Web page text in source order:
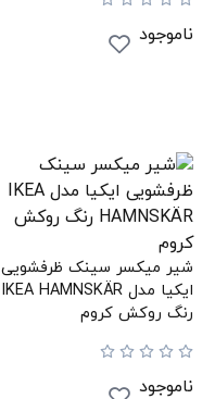
ناموجود
شیر میکسر سینک ظرفشویی
ایکیا مدل IKEA HAMNSKÄR
رنگ روکش کروم
ناموجود